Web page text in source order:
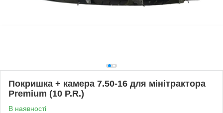
Покришка + камера 7.50-16 для мінітрактора
Premium (10 P.R.)
В наявності